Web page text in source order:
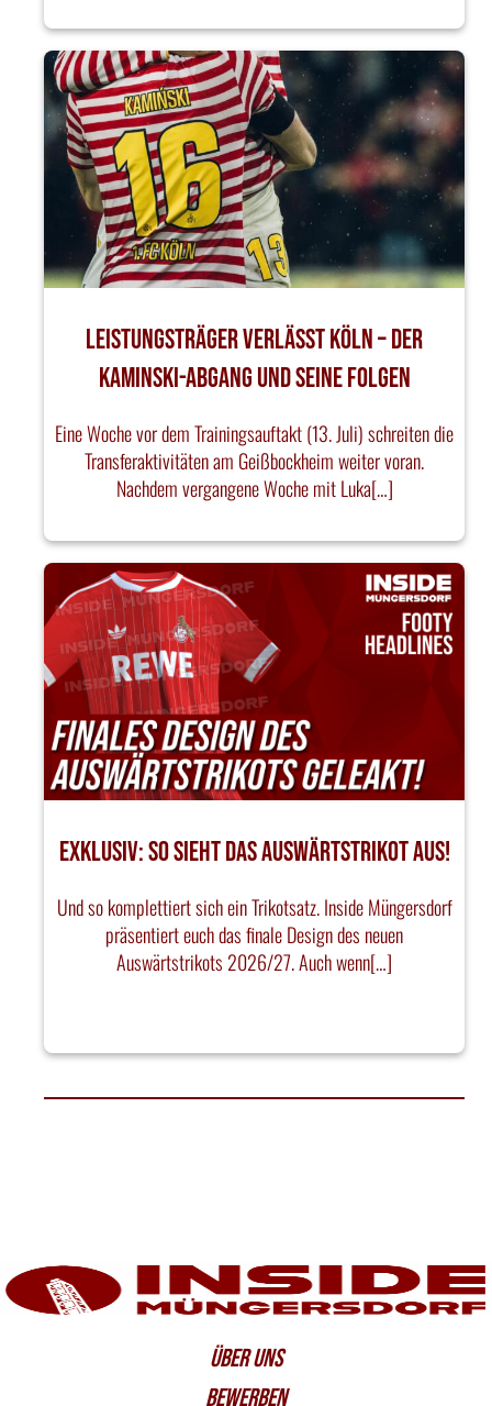
Leistungsträger verlässt Köln – Der
Kaminski-Abgang und seine Folgen
Eine Woche vor dem Trainingsauftakt (13. Juli) schreiten die
Transferaktivitäten am Geißbockheim weiter voran.
Nachdem vergangene Woche mit Luka[…]
EXKLUSIV: SO SIEHT DAS AUSWÄRTSTRIKOT AUS!
Und so komplettiert sich ein Trikotsatz. Inside Müngersdorf
präsentiert euch das finale Design des neuen
Auswärtstrikots 2026/27. Auch wenn[…]
ÜBER UNS
BEWERBEN